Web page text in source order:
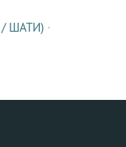
ШАТИ) ·